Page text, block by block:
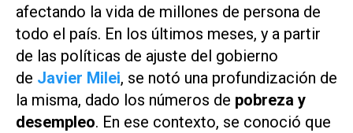
afectando la vida de millones de persona de
todo el país. En los últimos meses, y a partir
de las políticas de ajuste del gobierno
de Javier Milei, se notó una profundización de
la misma, dado los números de pobreza y
desempleo. En ese contexto, se conoció que